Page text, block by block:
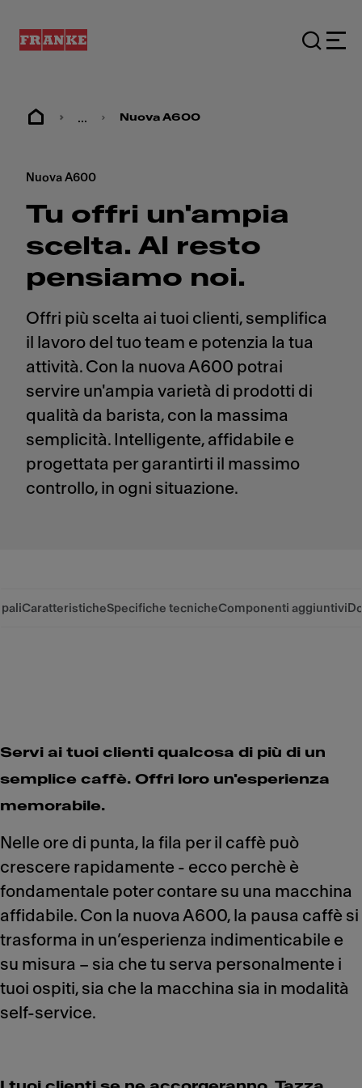
... Nuova A600
Nuova A600
Tu offri un'ampia
scelta. Al resto
pensiamo noi.
Offri più scelta ai tuoi clienti, semplifica
il lavoro del tuo team e potenzia la tua
attività. Con la nuova A600 potrai
servire un'ampia varietà di prodotti di
qualità da barista, con la massima
semplicità. Intelligente, affidabile e
progettata per garantirti il massimo
controllo, in ogni situazione.
CaratteristicheSpecifiche tecnicheComponenti aggiuntivi
Servi ai tuoi clienti qualcosa di più di un
semplice caffè. Offri loro un'esperienza
memorabile.
Nelle ore di punta, la fila per il caffè può
crescere rapidamente - ecco perchè è
fondamentale poter contare su una macchina
affidabile. Con la nuova A600, la pausa caffè si
trasforma in un’esperienza indimenticabile e
su misura – sia che tu serva personalmente i
tuoi ospiti, sia che la macchina sia in modalità
self-service.